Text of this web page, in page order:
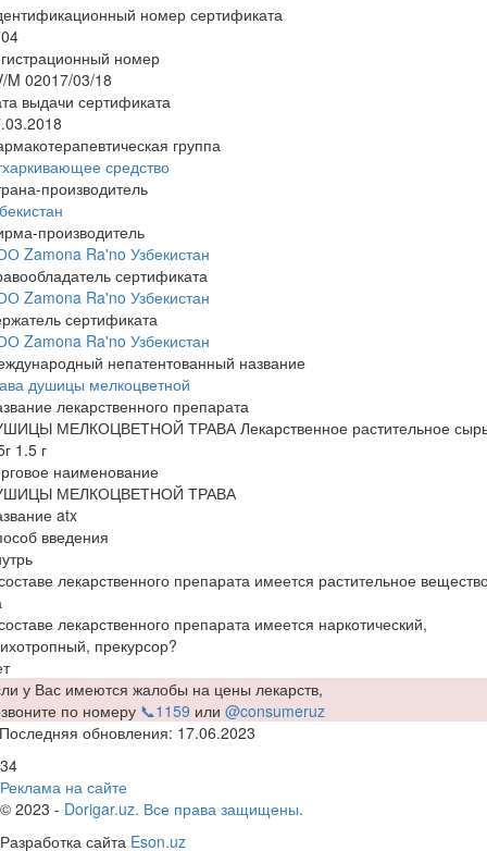
номер сертификата
номер
M 02017/03/18
выдачи сертификата
группа
средство
производитель
производитель
Zamona Ra'no Узбекистан
сертификата
Zamona Ra'no Узбекистан
сертификата
Zamona Ra'no Узбекистан
непатентованный название
душицы мелкоцветной
лекарственного препарата
МЕЛКОЦВЕТНОЙ ТРАВА Лекарственное растительное
1.5 г
наименование
МЕЛКОЦВЕТНОЙ ТРАВА
atx
введения
лекарственного препарата имеется растительное
лекарственного препарата имеется наркотический,
прекурсор?
у Вас имеются жалобы на цены лекарств,
по номеру 📞1159 или @consumeruz
Последняя обновления: 17.06.2023
34
Реклама на сайте
© 2023 - Dorigar.uz. Все права защищены.
Разработка сайта Eson.uz